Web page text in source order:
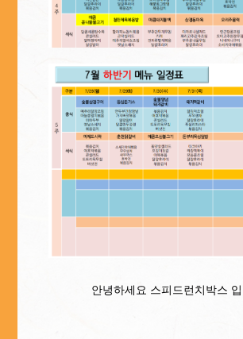
안녕하세요 스피드런치박스